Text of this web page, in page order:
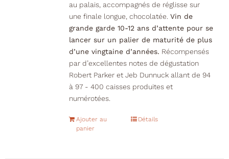
au palais, accompagnés de réglisse sur
une finale longue, chocolatée. Vin de
grande garde 10-12 ans d’attente pour se
lancer sur un palier de maturité de plus
d’une vingtaine d’années. Récompensés
par d’excellentes notes de dégustation
Robert Parker et Jeb Dunnuck allant de 94
à 97 - 400 caisses produites et
numérotées.
Ajouter au
panier
Détails